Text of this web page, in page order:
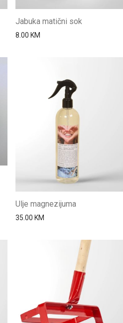
Jabuka matični sok
8.00 KM
Ulje magnezijuma
35.00 KM